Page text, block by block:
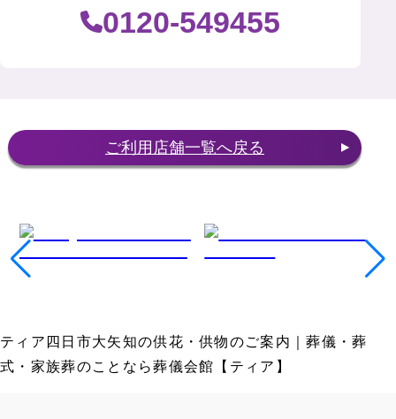
0120-549455
ご利用店舗一覧へ戻る
ティア四日市大矢知の供花・供物のご案内｜葬儀・葬
式・家族葬のことなら葬儀会館【ティア】